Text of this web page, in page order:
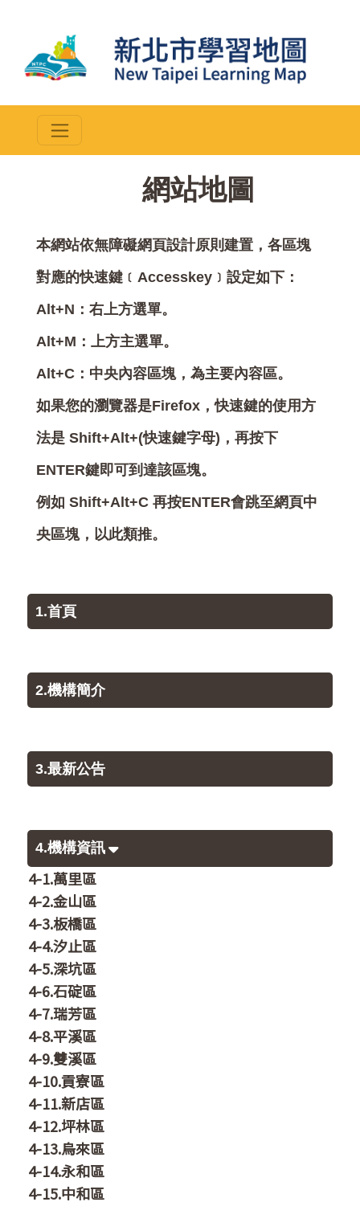
網站地圖
本網站依無障礙網頁設計原則建置，各區塊
對應的快速鍵﹝Accesskey﹞設定如下：
Alt+N：右上方選單。
Alt+M：上方主選單。
Alt+C：中央內容區塊，為主要內容區。
如果您的瀏覽器是Firefox，快速鍵的使用方
法是 Shift+Alt+(快速鍵字母)，再按下
ENTER鍵即可到達該區塊。
例如 Shift+Alt+C 再按ENTER會跳至網頁中
央區塊，以此類推。
1.首頁
2.機構簡介
3.最新公告
4.機構資訊
4-1.萬里區
4-2.金山區
4-3.板橋區
4-4.汐止區
4-5.深坑區
4-6.石碇區
4-7.瑞芳區
4-8.平溪區
4-9.雙溪區
4-10.貢寮區
4-11.新店區
4-12.坪林區
4-13.烏來區
4-14.永和區
4-15.中和區